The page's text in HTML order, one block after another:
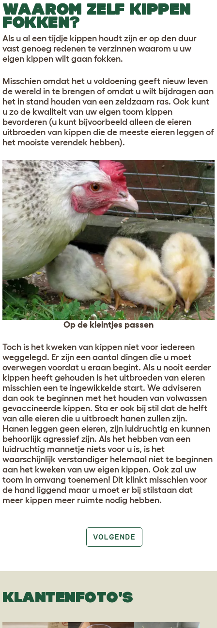
WAAROM ZELF KIPPEN
FOKKEN?
Als u al een tijdje kippen houdt zijn er op den duur
vast genoeg redenen te verzinnen waarom u uw
eigen kippen wilt gaan fokken.
Misschien omdat het u voldoening geeft nieuw leven
de wereld in te brengen of omdat u wilt bijdragen aan
het in stand houden van een zeldzaam ras. Ook kunt
u zo de kwaliteit van uw eigen toom kippen
bevorderen (u kunt bijvoorbeeld alleen de eieren
uitbroeden van kippen die de meeste eieren leggen of
het mooiste verendek hebben).
Op de kleintjes passen
Toch is het kweken van kippen niet voor iedereen
weggelegd. Er zijn een aantal dingen die u moet
overwegen voordat u eraan begint. Als u nooit eerder
kippen heeft gehouden is het uitbroeden van eieren
misschien een te ingewikkelde start. We adviseren
dan ook te beginnen met het houden van volwassen
gevaccineerde kippen. Sta er ook bij stil dat de helft
van alle eieren die u uitbroedt hanen zullen zijn.
Hanen leggen geen eieren, zijn luidruchtig en kunnen
behoorlijk agressief zijn. Als het hebben van een
luidruchtig mannetje niets voor u is, is het
waarschijnlijk verstandiger helemaal niet te beginnen
aan het kweken van uw eigen kippen. Ook zal uw
toom in omvang toenemen! Dit klinkt misschien voor
de hand liggend maar u moet er bij stilstaan dat
meer kippen meer ruimte nodig hebben.
VOLGENDE
KLANTENFOTO'S